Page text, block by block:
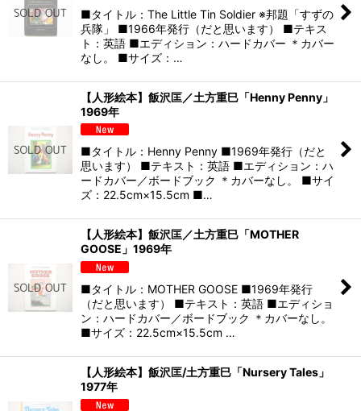
■タイトル：The Little Tin Soldier ※邦題「すずの
兵隊」 ■1966年発行（だと思います） ■テキス
ト：英語 ■エディション：ハードカバー ＊カバー
なし。 ■サイズ：…
【人形絵本】飯沢匡／土方重巳「Henny Penny」
1969年
■タイトル：Henny Penny ■1969年発行（だと
思います） ■テキスト：英語 ■エディション：ハ
ードカバー／ボードブック ＊カバーなし。 ■サイ
ズ：22.5cm×15.5cm ■…
【人形絵本】飯沢匡／土方重巳「MOTHER
GOOSE」1969年
■タイトル：MOTHER GOOSE ■1969年発行
（だと思います） ■テキスト：英語 ■エディショ
ン：ハードカバー／ボードブック ＊カバーなし。
■サイズ：22.5cm×15.5cm …
【人形絵本】飯沢匡/土方重巳「Nursery Tales」
1977年